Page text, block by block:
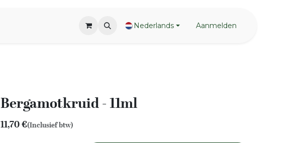
Nederlands Aanmelden
Bergamotkruid - 11ml
11,70€(Inclusief btw)